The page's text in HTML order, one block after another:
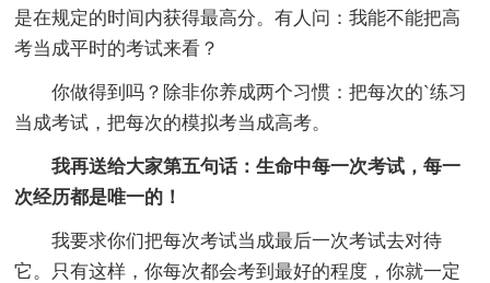
是在规定的时间内获得最高分。有人问：我能不能把高
考当成平时的考试来看？
你做得到吗？除非你养成两个习惯：把每次的`练习
当成考试，把每次的模拟考当成高考。
我再送给大家第五句话：生命中每一次考试，每一
次经历都是唯一的！
我要求你们把每次考试当成最后一次考试去对待
它。只有这样，你每次都会考到最好的程度，你就一定